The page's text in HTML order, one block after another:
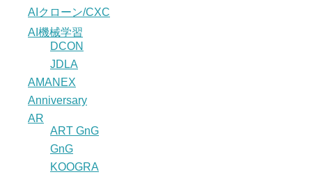
AIクローン/CXC
AI機械学習
DCON
JDLA
AMANEX
Anniversary
AR
ART GnG
GnG
KOOGRA